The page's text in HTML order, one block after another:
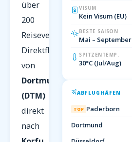
über
200
Reiseveranstalter.
Direktflug
von
Dortmund
(DTM)
direkt
nach
VISUM
Kein Visum (EU)
BESTE SAISON
Mai – September
SPITZENTEMP.
30°C (Jul/Aug)
ABFLUGHÄFEN
TOP Paderborn
Dortmund